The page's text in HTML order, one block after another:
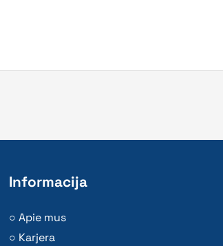
Informacija
Apie mus
Karjera